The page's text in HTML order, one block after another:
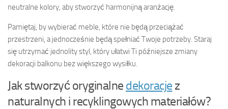
neutralne kolory, aby stworzyć harmonijną aranżację.
Pamiętaj, by wybierać meble, które nie będą przeciążać
przestrzeni, a jednocześnie będą spełniać Twoje potrzeby. Staraj
się utrzymać jednolity styl, który ułatwi Ti późniejsze zmiany
dekoracji balkonu bez większego wysiłku.
Jak stworzyć oryginalne dekoracje z
naturalnych i recyklingowych materiałów?